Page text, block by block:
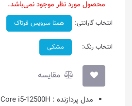
محصول مورد نظر موجود نمی‌باشد.
انتخاب گارانتی: همتا سرویس فرتاک
انتخاب رنگ: مشکی
مقایسه
مدل پردازنده : Core i5-12500H